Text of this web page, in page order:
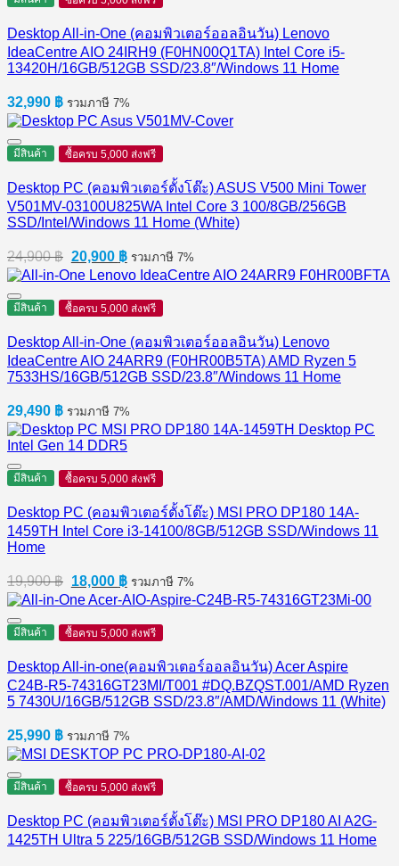
Desktop All-in-One (คอมพิวเตอร์ออลอินวัน) Lenovo
IdeaCentre AIO 24IRH9 (F0HN00Q1TA) Intel Core i5-
13420H/16GB/512GB SSD/23.8″/Windows 11 Home
32,990 ฿ รวมภาษี 7%
มีสินค้า ซื้อครบ 5,000 ส่งฟรี
Desktop PC (คอมพิวเตอร์ตั้งโต๊ะ) ASUS V500 Mini Tower
V501MV-03100U825WA Intel Core 3 100/8GB/256GB
SSD/Intel/Windows 11 Home (White)
24,900฿ Original
price
was:
24,900 ฿.
20,900 ฿Current
price
is:
20,900 ฿.
รวมภาษี 7%
มีสินค้า ซื้อครบ 5,000 ส่งฟรี
Desktop All-in-One (คอมพิวเตอร์ออลอินวัน) Lenovo
IdeaCentre AIO 24ARR9 (F0HR00B5TA) AMD Ryzen 5
7533HS/16GB/512GB SSD/23.8″/Windows 11 Home
29,490 ฿ รวมภาษี 7%
มีสินค้า ซื้อครบ 5,000 ส่งฟรี
Desktop PC (คอมพิวเตอร์ตั้งโต๊ะ) MSI PRO DP180 14A-
1459TH Intel Core i3-14100/8GB/512GB SSD/Windows 11
Home
19,900฿ Original
price
was:
19,900 ฿.
18,000 ฿Current
price
is:
18,000 ฿.
รวมภาษี 7%
มีสินค้า ซื้อครบ 5,000 ส่งฟรี
Desktop All-in-one(คอมพิวเตอร์ออลอินวัน) Acer Aspire
C24B-R5-74316GT23MI/T001 #DQ.BZQST.001/AMD Ryzen
5 7430U/16GB/512GB SSD/23.8″/AMD/Windows 11 (White)
25,990 ฿ รวมภาษี 7%
มีสินค้า ซื้อครบ 5,000 ส่งฟรี
Desktop PC (คอมพิวเตอร์ตั้งโต๊ะ) MSI PRO DP180 AI A2G-
1425TH Ultra 5 225/16GB/512GB SSD/Windows 11 Home